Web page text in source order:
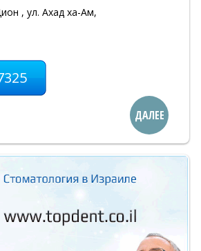
, ул. Ахад ха-Ам,
ДАЛЕЕ